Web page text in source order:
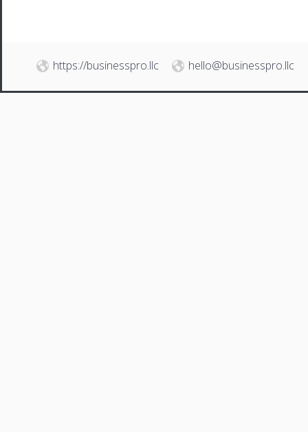
https://businesspro.llc hello@businesspro.llc